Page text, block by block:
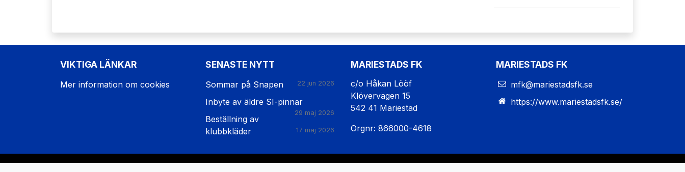
VIKTIGA LÄNKAR
Mer information om cookies
SENASTE NYTT
Sommar på Snapen 22 jun 2026
Inbyte av äldre SI-pinnar
29 maj 2026
Beställning av
klubbkläder
17 maj 2026
MARIESTADS FK
c/o Håkan Lööf
Klövervägen 15
542 41 Mariestad
Orgnr: 866000-4618
MARIESTADS FK
mfk@mariestadsfk.se
https://www.mariestadsfk.se/